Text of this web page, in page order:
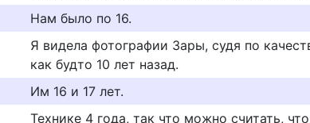
Нам было по 16.
Я видела фотографии Зары, судя по
как будто 10 лет назад.
Им 16 и 17 лет.
Технике 4 года, так что можно считать,